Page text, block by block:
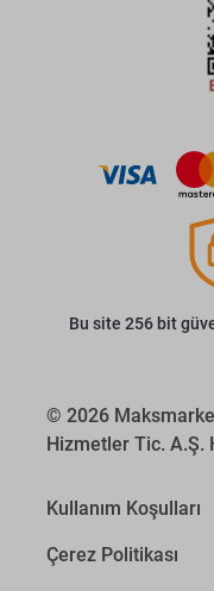
Bu site 256 bit
© 2026
Hizmetler Tic. A.Ş.
Kullanım Koşulları
Çerez Politikası